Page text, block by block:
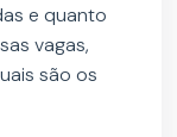
e quanto
vagas,
são os